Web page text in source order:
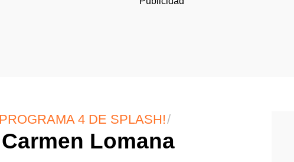
4 DE SPLASH!
Lomana